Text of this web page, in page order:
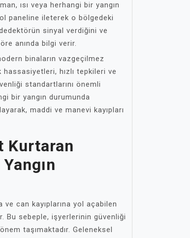
ısı veya herhangi bir yangın
paneline ileterek o bölgedeki
sinyal verdiğini ve
anında bilgi verir.
binaların vazgeçilmez
hızlı tepkileri ve
standartlarını önemli
bir yangın durumunda
maddi ve manevi kayıpları
Kurtaran
can kayıplarına yol açabilen
Bu sebeple, işyerlerinin güvenliği
taşımaktadır. Geleneksel